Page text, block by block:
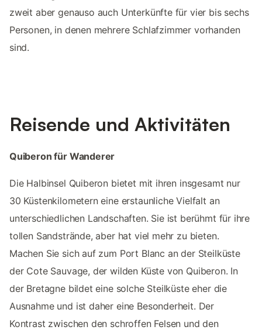
zweit aber genauso auch Unterkünfte für vier bis sechs
Personen, in denen mehrere Schlafzimmer vorhanden
sind.
Reisende und Aktivitäten
Quiberon für Wanderer
Die Halbinsel Quiberon bietet mit ihren insgesamt nur
30 Küstenkilometern eine erstaunliche Vielfalt an
unterschiedlichen Landschaften. Sie ist berühmt für ihre
tollen Sandstrände, aber hat viel mehr zu bieten.
Machen Sie sich auf zum Port Blanc an der Steilküste
der Cote Sauvage, der wilden Küste von Quiberon. In
der Bretagne bildet eine solche Steilküste eher die
Ausnahme und ist daher eine Besonderheit. Der
Kontrast zwischen den schroffen Felsen und den